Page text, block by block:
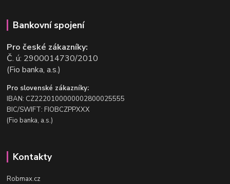
Bankovní spojení
Pro české zákazníky:
Č. ú: 2900014730/2010
(Fio banka, a.s.)
Pro slovenské zákazníky:
IBAN: CZ2220100000002800025555
BIC/SWIFT: FIOBCZPPXXX
(Fio banka, a.s.)
Kontakty
Robmax.cz